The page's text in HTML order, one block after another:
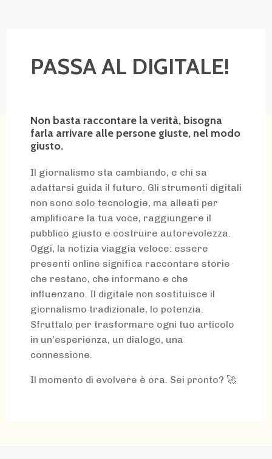
PASSA AL DIGITALE!
Non basta raccontare la verità, bisogna
farla arrivare alle persone giuste, nel modo
giusto.
Il giornalismo sta cambiando, e chi sa
adattarsi guida il futuro. Gli strumenti digitali
non sono solo tecnologie, ma alleati per
amplificare la tua voce, raggiungere il
pubblico giusto e costruire autorevolezza.
Oggi, la notizia viaggia veloce: essere
presenti online significa raccontare storie
che restano, che informano e che
influenzano. Il digitale non sostituisce il
giornalismo tradizionale, lo potenzia.
Sfruttalo per trasformare ogni tuo articolo
in un’esperienza, un dialogo, una
connessione.
Il momento di evolvere è ora. Sei pronto? 🚀